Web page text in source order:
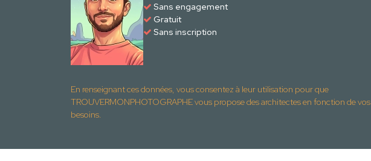
Sans engagement
Gratuit
Sans inscription
En renseignant ces données, vous consentez à leur utilisation pour que
TROUVERMONPHOTOGRAPHE vous propose des architectes en fonction de vos
besoins.